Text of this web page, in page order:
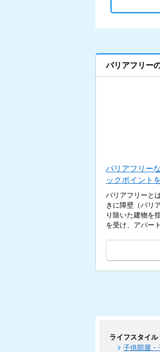
バリアフリー
バリアフリー
ックポイント
バリアフリーと
きに障壁（バリ
り除いた建物を
を受け、アパー
ライフスタイル
子供部屋